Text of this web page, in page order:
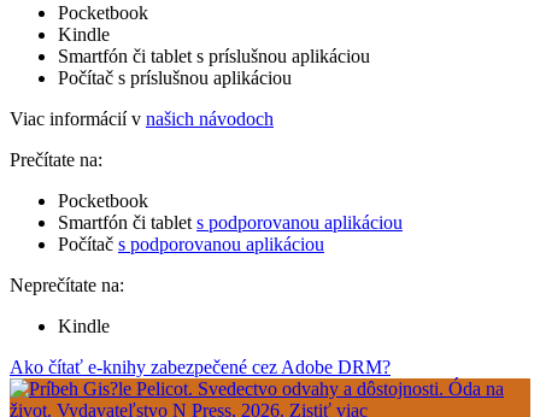
Pocketbook
Kindle
Smartfón či tablet s príslušnou aplikáciou
Počítač s príslušnou aplikáciou
Viac informácií v našich návodoch
Prečítate na:
Pocketbook
Smartfón či tablet s podporovanou aplikáciou
Počítač s podporovanou aplikáciou
Neprečítate na:
Kindle
Ako čítať e-knihy zabezpečené cez Adobe DRM?